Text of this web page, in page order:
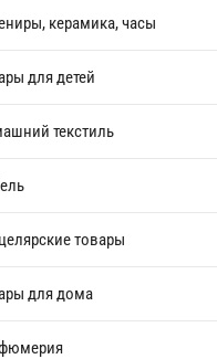
керамика, часы
для детей
текстиль
товары
для дома